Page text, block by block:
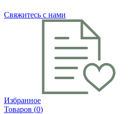
Свяжитесь с нами
Избранное
Товаров (0)